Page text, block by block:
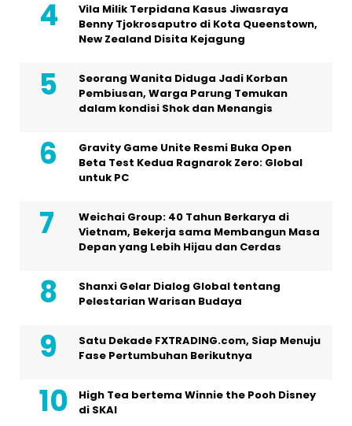
Vila Milik Terpidana Kasus Jiwasraya
Benny Tjokrosaputro di Kota Queenstown,
New Zealand Disita Kejagung
Seorang Wanita Diduga Jadi Korban
Pembiusan, Warga Parung Temukan
dalam kondisi Shok dan Menangis
Gravity Game Unite Resmi Buka Open
Beta Test Kedua Ragnarok Zero: Global
untuk PC
Weichai Group: 40 Tahun Berkarya di
Vietnam, Bekerja sama Membangun Masa
Depan yang Lebih Hijau dan Cerdas
Shanxi Gelar Dialog Global tentang
Pelestarian Warisan Budaya
Satu Dekade FXTRADING.com, Siap Menuju
Fase Pertumbuhan Berikutnya
High Tea bertema Winnie the Pooh Disney
di SKAI